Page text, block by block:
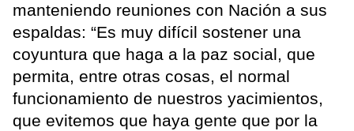
manteniendo reuniones con Nación a sus
espaldas: “Es muy difícil sostener una
coyuntura que haga a la paz social, que
permita, entre otras cosas, el normal
funcionamiento de nuestros yacimientos,
que evitemos que haya gente que por la